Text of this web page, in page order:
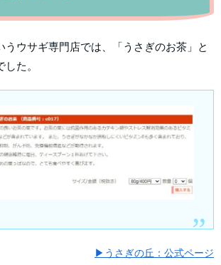
うウサギ専門店では、「うさぎのお茶」と
た。
▶うさぎの丘：公式ページ